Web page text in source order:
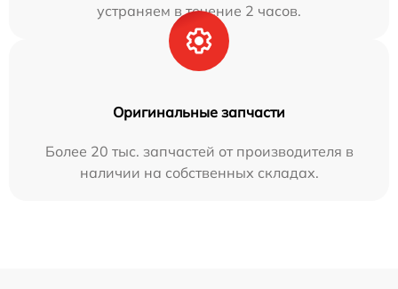
устраняем в течение 2 часов.
Оригинальные запчасти
Более 20 тыс. запчастей от производителя в
наличии на собственных складах.